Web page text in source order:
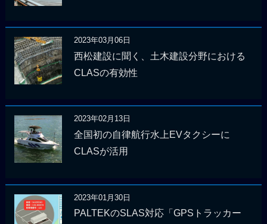
2023年03月06日
西松建設に聞く、土木建設分野における
CLASの有効性
2023年02月13日
全国初の自律航行水上EVタクシーに
CLASが活用
2023年01月30日
PALTEKのSLAS対応「GPSトラッカー